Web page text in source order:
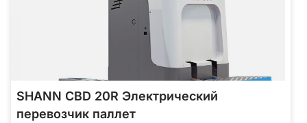
SHANN CBD 20R Электрический
перевозчик паллет